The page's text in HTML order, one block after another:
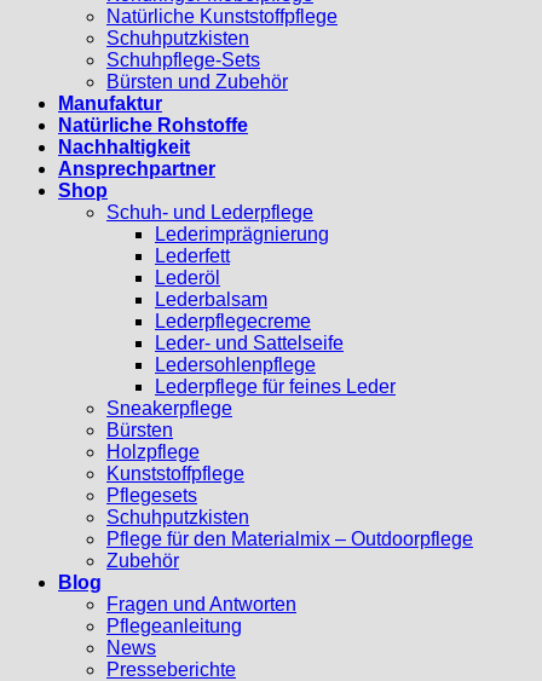
Natürliche Kunststoffpflege
Schuhputzkisten
Schuhpflege-Sets
Bürsten und Zubehör
Manufaktur
Natürliche Rohstoffe
Nachhaltigkeit
Ansprechpartner
Shop
Schuh- und Lederpflege
Lederimprägnierung
Lederfett
Lederöl
Lederbalsam
Lederpflegecreme
Leder- und Sattelseife
Ledersohlenpflege
Lederpflege für feines Leder
Sneakerpflege
Bürsten
Holzpflege
Kunststoffpflege
Pflegesets
Schuhputzkisten
Pflege für den Materialmix – Outdoorpflege
Zubehör
Blog
Fragen und Antworten
Pflegeanleitung
News
Presseberichte